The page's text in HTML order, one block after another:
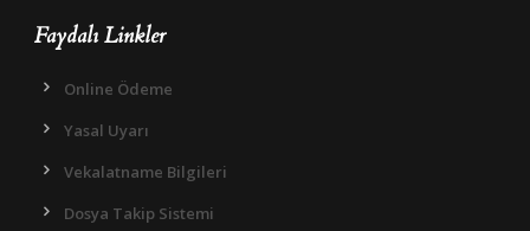
Faydalı Linkler
Online Ödeme
Yasal Uyarı
Vekalatname Bilgileri
Dosya Takip Sistemi